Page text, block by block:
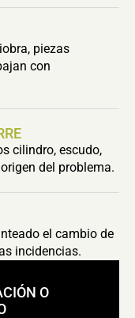
piezas
con
cilindro, escudo,
del problema.
el cambio de
incidencias.
O